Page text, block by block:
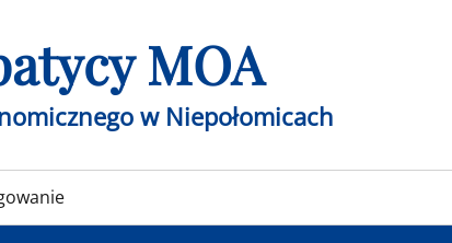
MOA
w Niepołomicach